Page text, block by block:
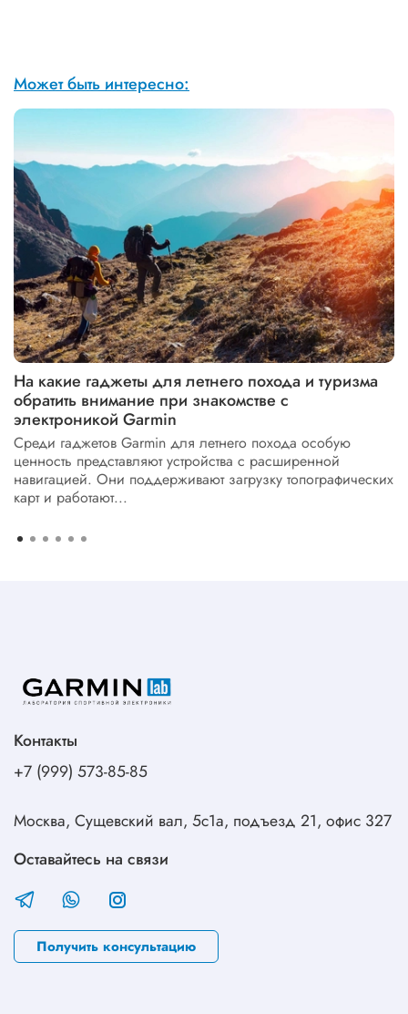
Может быть интересно:
На какие гаджеты для летнего похода и туризма
обратить внимание при знакомстве с
электроникой Garmin
Среди гаджетов Garmin для летнего похода особую
ценность представляют устройства с расширенной
навигацией. Они поддерживают загрузку топографических
карт и работают...
Контакты
+7 (999) 573-85-85
Москва, Сущевский вал, 5с1а, подъезд 21, офис 327
Оставайтесь на связи
Получить консультацию